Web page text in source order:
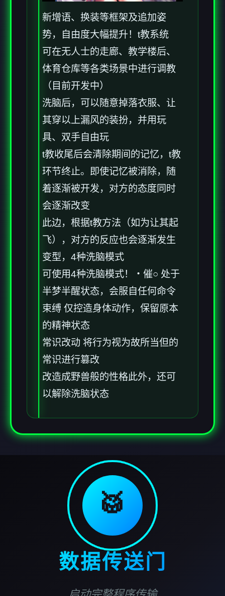
新增语、换装等框架及追加姿
势，自由度大幅提升！t教系统
可在无人士的走廊、教学楼后、
体育仓库等各类场景中进行调教
（目前开发中）
洗脑后，可以随意掉落衣服、让
其穿以上漏风的装扮，并用玩
具、双手自由玩
t教收尾后会清除期间的记忆，t教
环节终止。即使记忆被消除，随
着逐渐被开发，对方的态度同时
会逐渐改变
此边，根据t教方法（如为让其起
飞），对方的反应也会逐渐发生
变型，4种洗脑模式
可使用4种洗脑模式！・催○ 处于
半梦半醒状态，会服自任何命令
束缚 仅控造身体动作，保留原本
的精神状态
常识改动 将行为视为故所当但的
常识进行篡改
改造成野兽般的性格此外，还可
以解除洗脑状态
🥁
数据传送门